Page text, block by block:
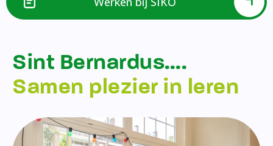
Sint Bernardus….
Samen plezier in leren